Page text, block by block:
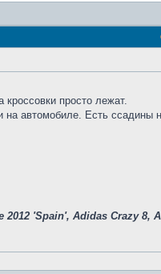
просто лежат.
на автомобиле. Есть ссадины
2012 'Spain', Adidas Crazy 8,